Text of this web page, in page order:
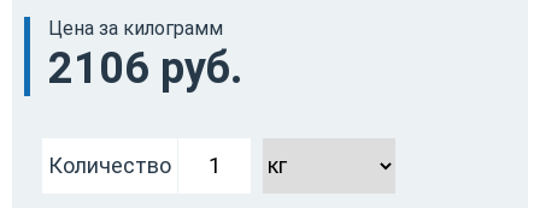
Цена за килограмм
2106 руб.
Количество